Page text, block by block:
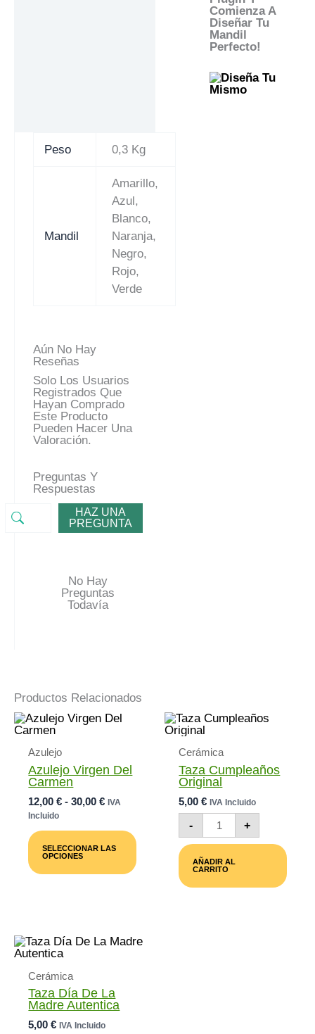
Comienza A
Diseñar Tu
Mandil
Perfecto!
Peso 0,3 Kg
Mandil
Amarillo,
Azul,
Blanco,
Naranja,
Negro,
Rojo,
Verde
Aún No Hay
Reseñas
Solo Los Usuarios
Registrados Que
Hayan Comprado
Este Producto
Pueden Hacer Una
Valoración.
Preguntas Y
Respuestas
HAZ UNA
PREGUNTA
No Hay
Preguntas
Todavía
Productos Relacionados
Azulejo
Azulejo Virgen Del
Carmen
12,00€ - 30,00€Rango
Desde
12,00 €
Hasta
IVA
Incluido
SELECCIONAR LAS
OPCIONES
Producto
Múltiples
Variantes.
Elegir
Cerámica
Taza Cumpleaños
Original
5,00€ IVA Incluido
-
Taza
Cumpleaños
Original
+
AÑADIR AL
CARRITO
Cerámica
Taza Día De La
Madre Autentica
5,00€ IVA Incluido